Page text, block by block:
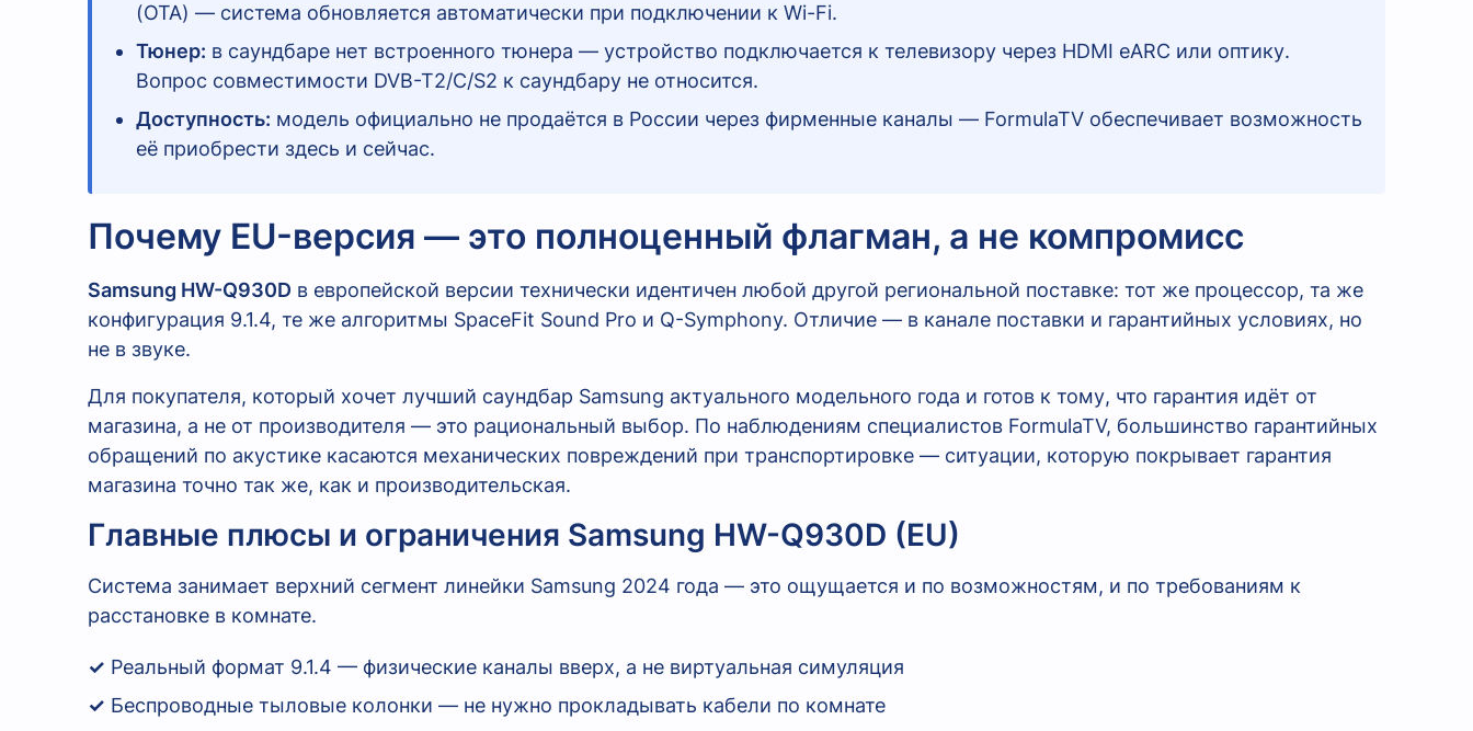
(OTA) — система обновляется автоматически при подключении к Wi-Fi.
Тюнер: в саундбаре нет встроенного тюнера — устройство подключается к телевизору через HDMI eARC или оптику.
Вопрос совместимости DVB-T2/C/S2 к саундбару не относится.
Доступность: модель официально не продаётся в России через фирменные каналы — FormulaTV обеспечивает возможность
её приобрести здесь и сейчас.
Почему EU-версия — это полноценный флагман, а не компромисс
Samsung HW-Q930D в европейской версии технически идентичен любой другой региональной поставке: тот же процессор, та же
конфигурация 9.1.4, те же алгоритмы SpaceFit Sound Pro и Q-Symphony. Отличие — в канале поставки и гарантийных условиях, но
не в звуке.
Для покупателя, который хочет лучший саундбар Samsung актуального модельного года и готов к тому, что гарантия идёт от
магазина, а не от производителя — это рациональный выбор. По наблюдениям специалистов FormulaTV, большинство гарантийных
обращений по акустике касаются механических повреждений при транспортировке — ситуации, которую покрывает гарантия
магазина точно так же, как и производительская.
Главные плюсы и ограничения Samsung HW-Q930D (EU)
Система занимает верхний сегмент линейки Samsung 2024 года — это ощущается и по возможностям, и по требованиям к
расстановке в комнате.
✓ Реальный формат 9.1.4 — физические каналы вверх, а не виртуальная симуляция
✓ Беспроводные тыловые колонки — не нужно прокладывать кабели по комнате